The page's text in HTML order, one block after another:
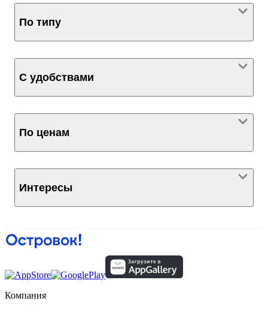
По типу
С удобствами
По ценам
Интересы
Компания